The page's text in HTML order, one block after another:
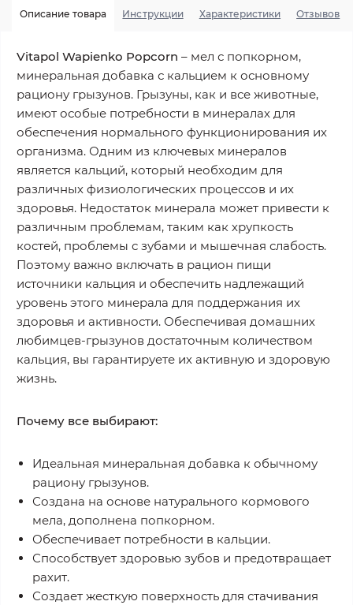
Описание товара Инструкции Характеристики Отзывов
Vitapol Wapienko Popcorn – мел с попкорном,
минеральная добавка с кальцием к основному
рациону грызунов. Грызуны, как и все животные,
имеют особые потребности в минералах для
обеспечения нормального функционирования их
организма. Одним из ключевых минералов
является кальций, который необходим для
различных физиологических процессов и их
здоровья. Недостаток минерала может привести к
различным проблемам, таким как хрупкость
костей, проблемы с зубами и мышечная слабость.
Поэтому важно включать в рацион пищи
источники кальция и обеспечить надлежащий
уровень этого минерала для поддержания их
здоровья и активности. Обеспечивая домашних
любимцев-грызунов достаточным количеством
кальция, вы гарантируете их активную и здоровую
жизнь.
Почему все выбирают:
Идеальная минеральная добавка к обычному
рациону грызунов.
Создана на основе натурального кормового
мела, дополнена попкорном.
Обеспечивает потребности в кальции.
Способствует здоровью зубов и предотвращает
рахит.
Создает жесткую поверхность для стачивания